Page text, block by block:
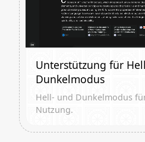
Unterstützung für
Dunkelmodus
Hell- und Dunkelmodus
Nutzung.